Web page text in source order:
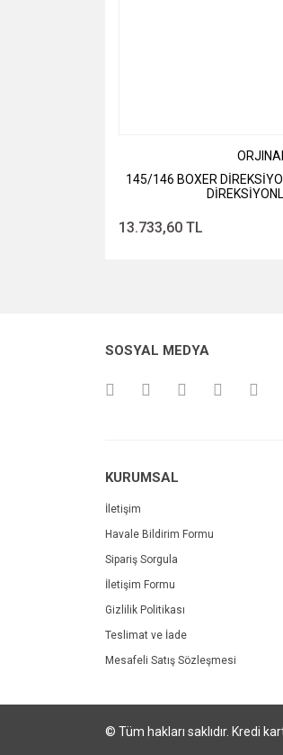
145/146 BOXER
13.733,60 TL
SOSYAL MEDYA
KURUMSAL
İletişim
Havale Bildirim Formu
Sipariş Sorgula
İletişim Formu
Gizlilik Politikası
Teslimat ve İade
Mesafeli Satış Sözleşmesi
© Tüm hakları saklıdır. Kredi